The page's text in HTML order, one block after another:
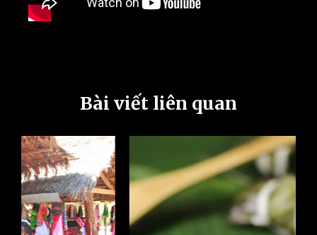
Bài viết liên quan